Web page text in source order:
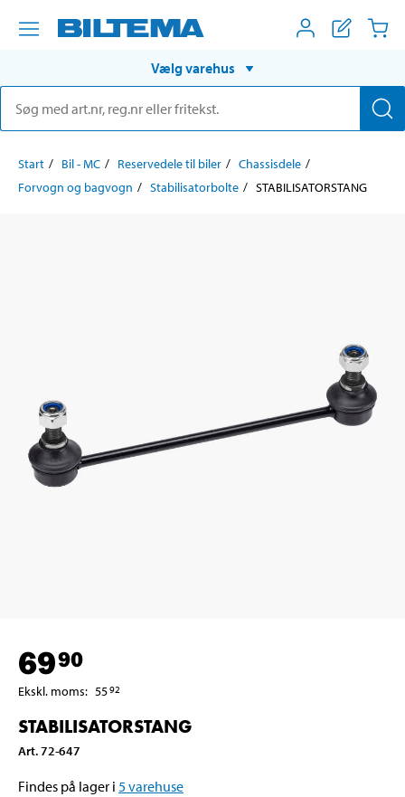
Vælg varehus
Start Bil - MC Reservedele til biler
Chassisdele
Forvogn og bagvogn
Stabilisatorbolte STABILISATORSTANG
6990
Ekskl. moms: 5592
STABILISATORSTANG
Art.72-647
Findes på lager i 5varehuse